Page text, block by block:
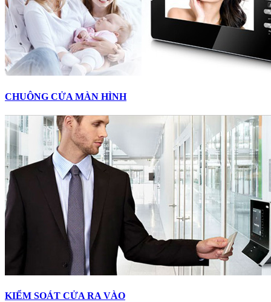
CHUÔNG CỬA MÀN HÌNH
KIỂM SOÁT CỬA RA VÀO